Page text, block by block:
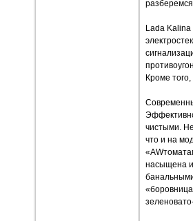
Lada
Кроме
чистыми.
что и на
насыщена и